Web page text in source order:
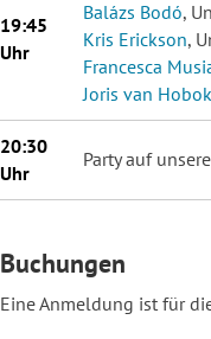
19:45
Uhr
Balázs Bodó,
Kris Erickson,
Francesca
Joris van
20:30
Uhr
Party auf
Buchungen
Eine Anmeldung ist für